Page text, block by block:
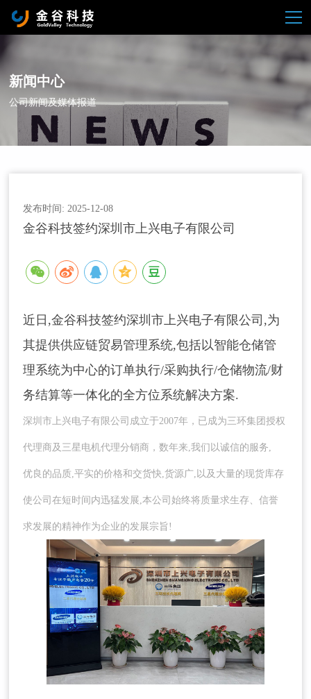
新闻中心
公司新闻及媒体报道
发布时间: 2025-12-08
金谷科技签约深圳市上兴电子有限公司
近日,金谷科技签约深圳市上兴电子有限公司,为
其提供供应链贸易管理系统,包括以智能仓储管
理系统为中心的订单执行/采购执行/仓储物流/财
务结算等一体化的全方位系统解决方案.
深圳市上兴电子有限公司成立于2007年，已成为三环集团授权
代理商及三星电机代理分销商，数年来,我们以诚信的服务,
优良的品质,平实的价格和交货快,货源广,以及大量的现货库存
使公司在短时间内迅猛发展,本公司始终将质量求生存、信誉
求发展的精神作为企业的发展宗旨!